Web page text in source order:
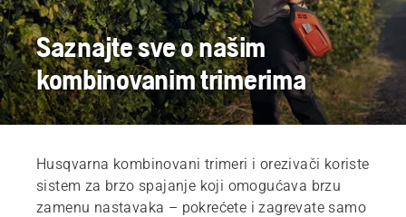
Saznajte sve o našim
kombinovanim trimerima
Husqvarna kombinovani trimeri i orezivači koriste
sistem za brzo spajanje koji omogućava brzu
zamenu nastavaka – pokrećete i zagrevate samo